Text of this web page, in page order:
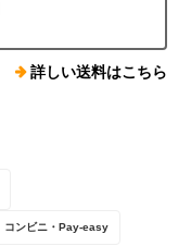
詳しい送料はこちら
コンビニ・Pay-easy